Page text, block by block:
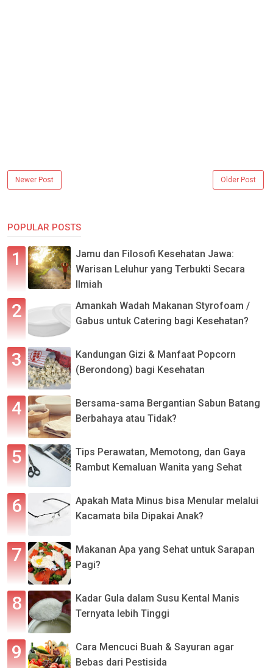
Newer Post Older Post
POPULAR POSTS
Jamu dan Filosofi Kesehatan Jawa:
Warisan Leluhur yang Terbukti Secara
Ilmiah
Amankah Wadah Makanan Styrofoam /
Gabus untuk Catering bagi Kesehatan?
Kandungan Gizi & Manfaat Popcorn
(Berondong) bagi Kesehatan
Bersama-sama Bergantian Sabun Batang
Berbahaya atau Tidak?
Tips Perawatan, Memotong, dan Gaya
Rambut Kemaluan Wanita yang Sehat
Apakah Mata Minus bisa Menular melalui
Kacamata bila Dipakai Anak?
Makanan Apa yang Sehat untuk Sarapan
Pagi?
Kadar Gula dalam Susu Kental Manis
Ternyata lebih Tinggi
Cara Mencuci Buah & Sayuran agar
Bebas dari Pestisida